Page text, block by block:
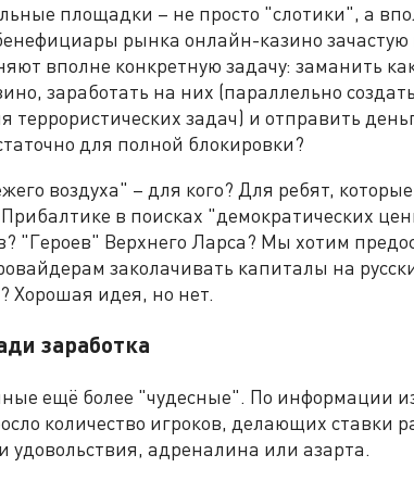
площадки – не просто "слотики", а
рынка онлайн-казино зачастую
вполне конкретную задачу: заманить
заработать на них (параллельно
террористических задач) и отправить
для полной блокировки?
воздуха" – для кого? Для ребят,
в поисках "демократических
"Героев" Верхнего Ларса? Мы хотим
заколачивать капиталы на
Хорошая идея, но нет.
заработка
ещё более "чудесные". По информации
количество игроков, делающих ставки
удовольствия, адреналина или азарта.